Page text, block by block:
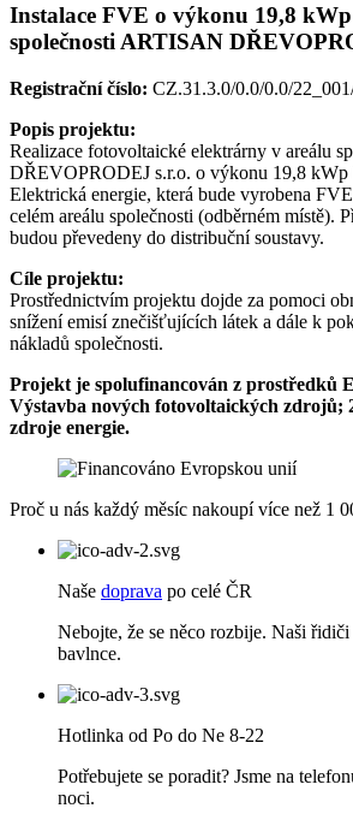
Instalace FVE o výkonu 19,8
společnosti ARTISAN
Registrační číslo: CZ.31.3.0/0.0/0.0/
Popis projektu:
Realizace fotovoltaické elektrárny v areálu
DŘEVOPRODEJ s.r.o. o výkonu 19,8 kWp
Elektrická energie, která bude vyrobena
celém areálu společnosti (odběrném místě).
budou převedeny do distribuční soustavy.
Cíle projektu:
Prostřednictvím projektu dojde za pomoci
snížení emisí znečišťujících látek a dále k
nákladů společnosti.
Projekt je spolufinancován z prostředků
Výstavba nových fotovoltaických zdrojů;
zdroje energie.
Proč u nás každý měsíc nakoupí více než 1
Naše doprava po celé ČR
Nebojte, že se něco rozbije. Naši
bavlnce.
Hotlinka od Po do Ne 8-22
Potřebujete se poradit? Jsme na
noci.